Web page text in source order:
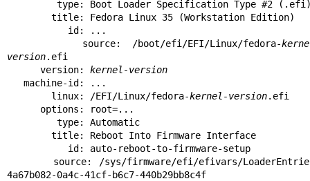
       source: /boot/efi/EFI/Linux/fedora-
version.efi
      version:
kernel-version
        linux: /EFI/Linux/fedora-
kernel-version.efi
4a67b082-0a4c-41cf-b6c7-440b29bb8c4f